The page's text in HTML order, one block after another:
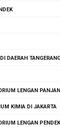
DAERAH
LENGAN
KIMIA DI JAKARTA
LENGAN PENDEK